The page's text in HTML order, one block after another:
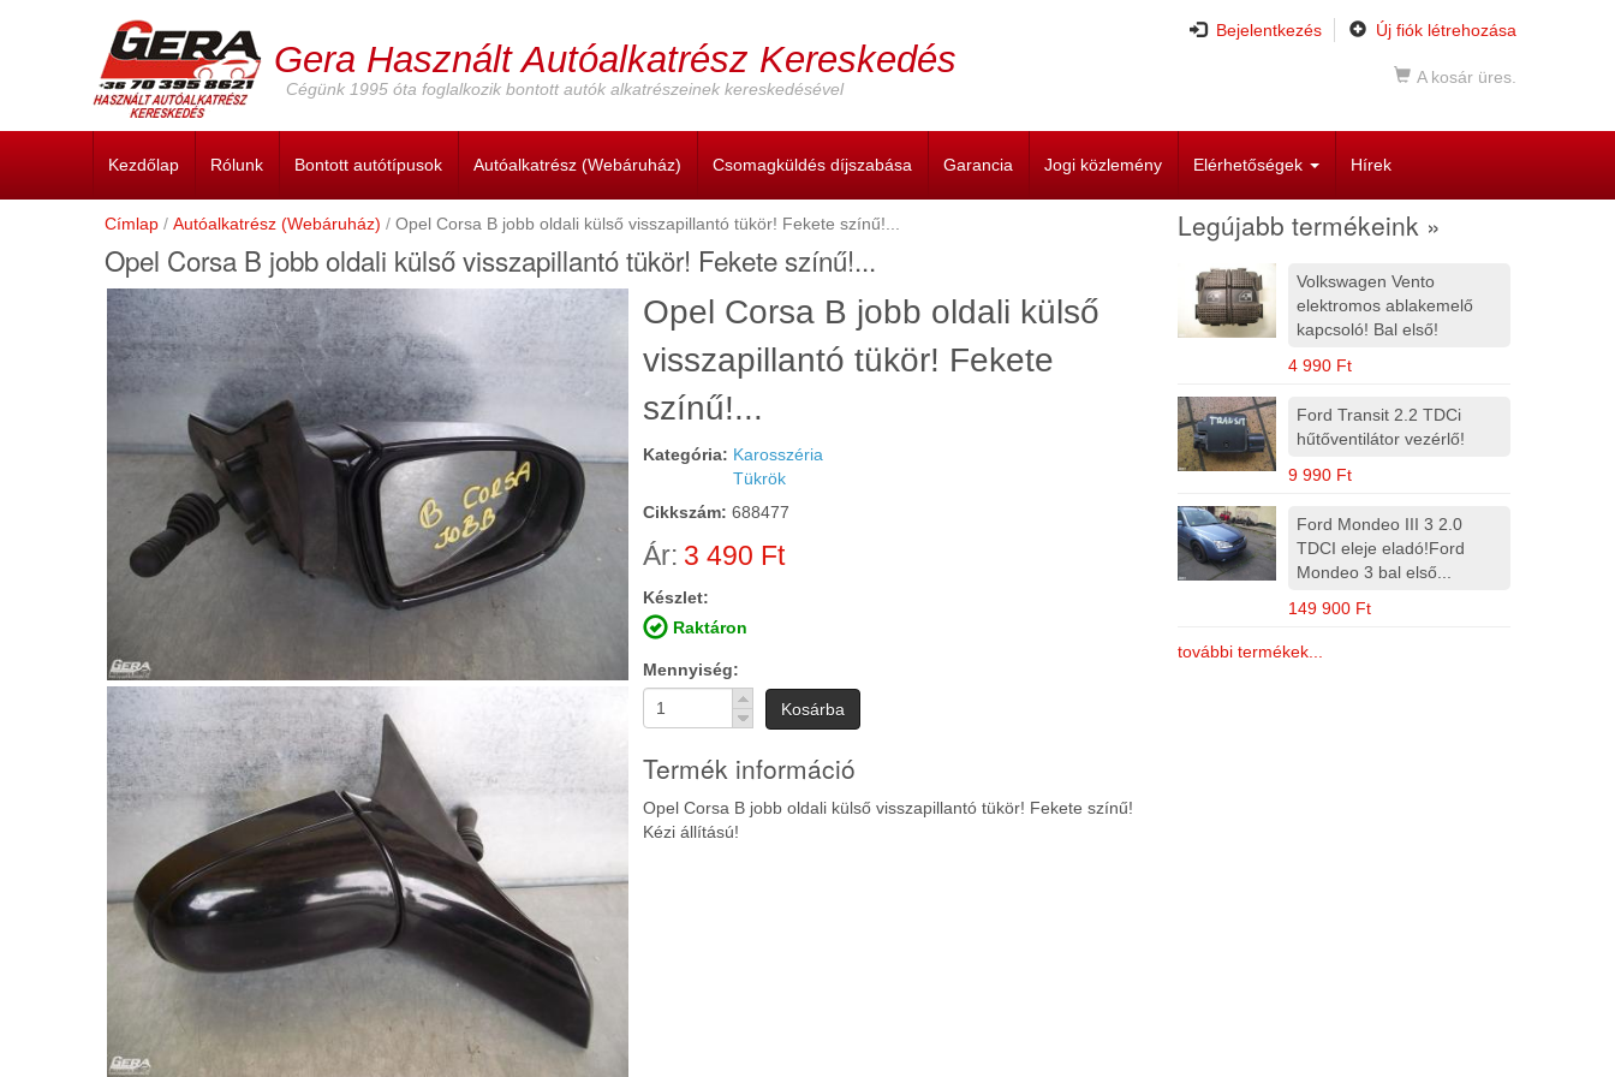
Gera Használt Autóalkatrész Kereskedés
Cégünk 1995 óta foglalkozik bontott autók alkatrészeinek kereskedésével
Bejelentkezés Új fiók létrehozása
A kosár üres.
Kezdőlap Rólunk Bontott autótípusok Autóalkatrész (Webáruház) Csomagküldés díjszabása Garancia Jogi közlemény Elérhetőségek Hírek
Címlap Autóalkatrész (Webáruház) Opel Corsa B jobb oldali külső visszapillantó tükör! Fekete színű!...
Opel Corsa B jobb oldali külső visszapillantó tükör! Fekete színű!...
Cím:
Opel Corsa B jobb oldali külső
visszapillantó tükör! Fekete
színű!...
Kategória: Karosszéria
Tükrök
Cikkszám:688477
Ár: 3 490 Ft
Készlet:
Raktáron
Mennyiség
Kosárba
Termék információ
Opel Corsa B jobb oldali külső visszapillantó tükör! Fekete színű!
Kézi állítású!
Legújabb termékeink »
Volkswagen Vento
elektromos ablakemelő
kapcsoló! Bal első!
4 990 Ft
Ford Transit 2.2 TDCi
hűtőventilátor vezérlő!
9 990 Ft
Ford Mondeo III 3 2.0
TDCI eleje eladó!Ford
Mondeo 3 bal első...
149 900 Ft
további termékek...